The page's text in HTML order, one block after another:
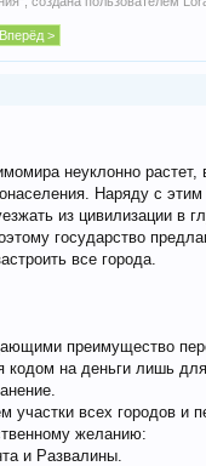
Вперёд >
неуклонно
Наряду с
из цивилизации в
государство
все города.
преимущество
кодом на деньги лишь
участки всех городов
желанию:
и Развалины.